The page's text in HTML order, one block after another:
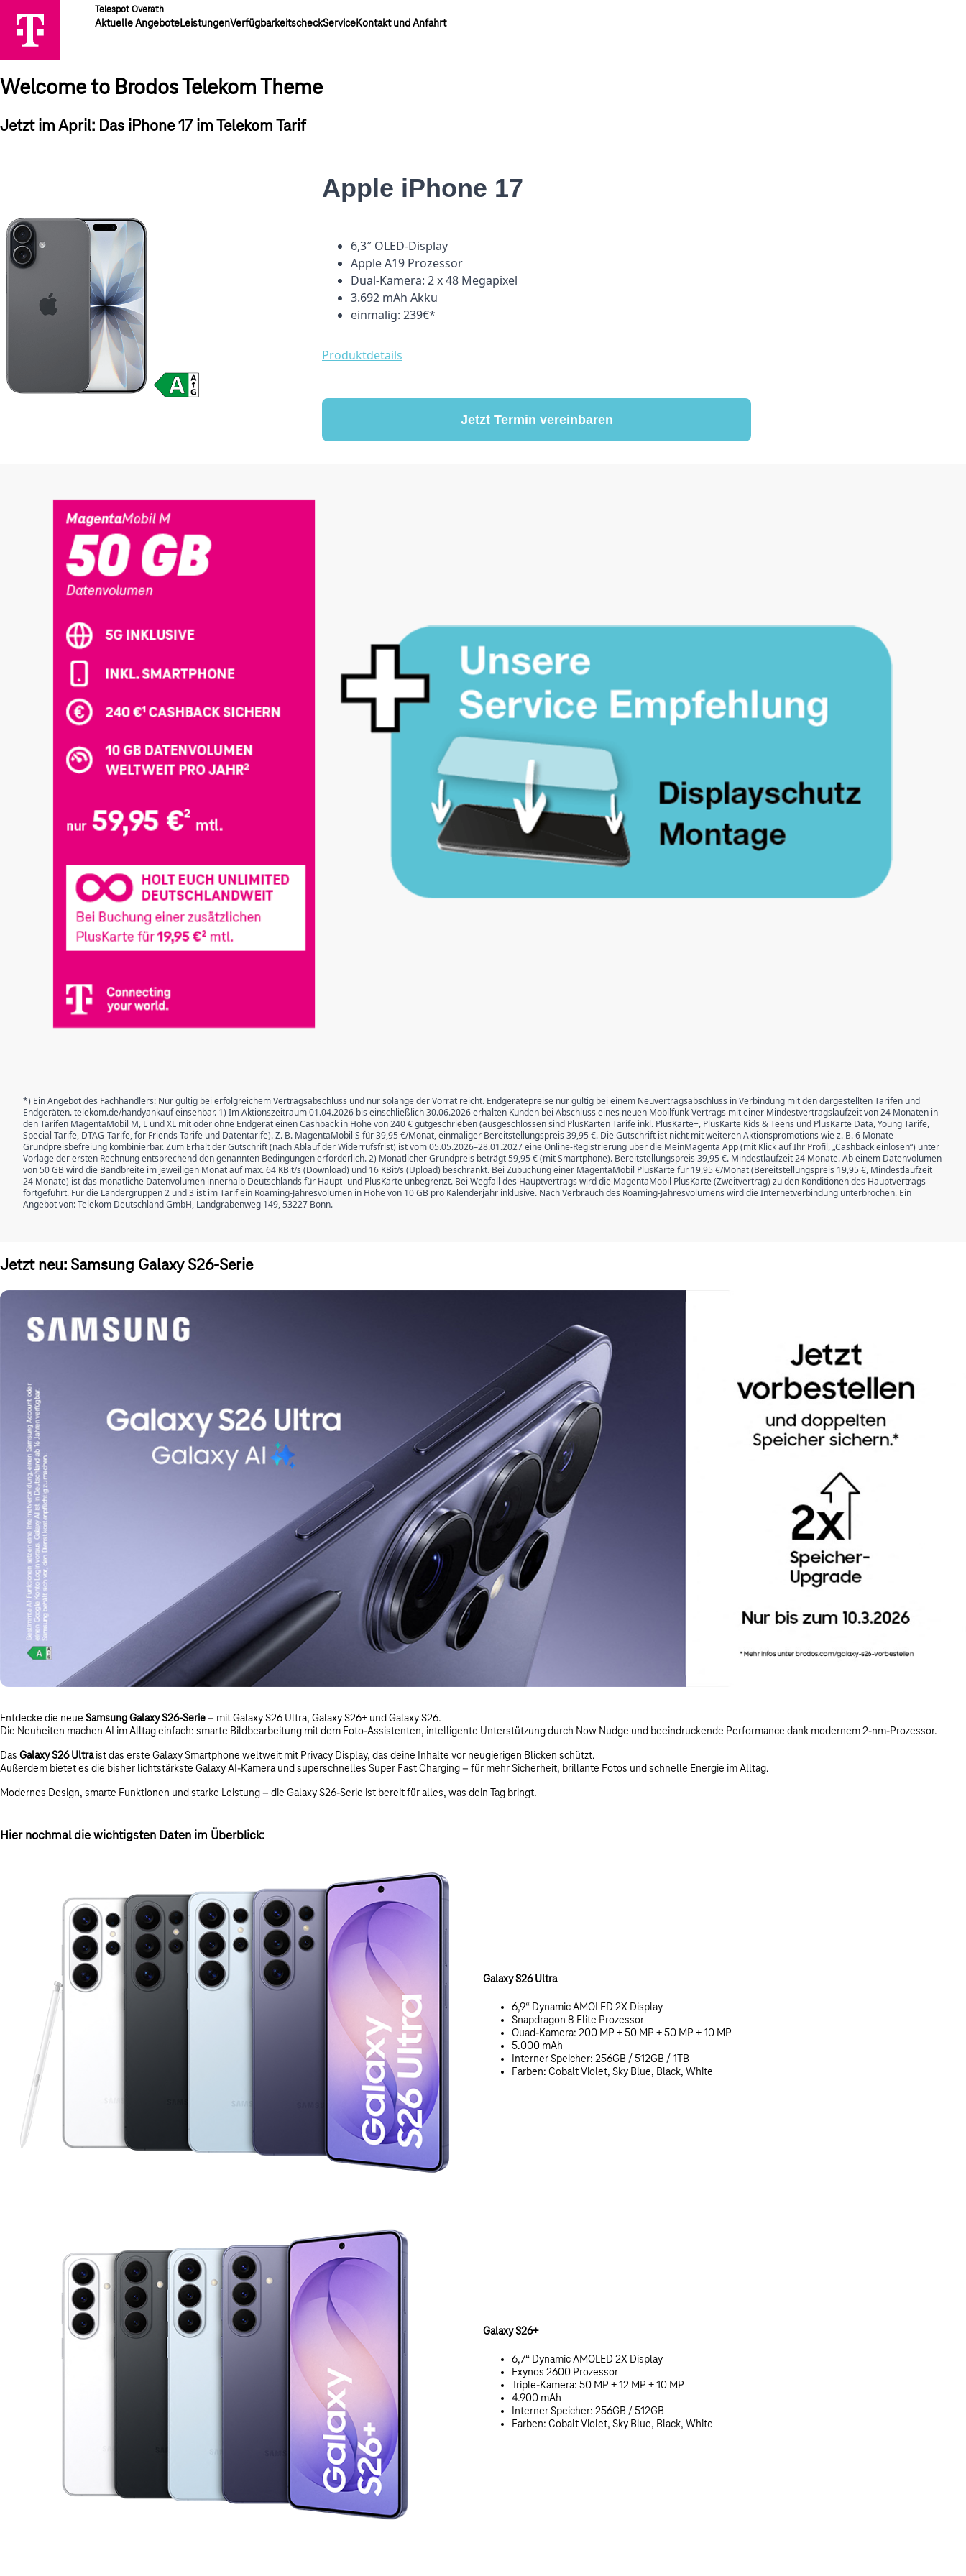
Telespot Overath
Aktuelle AngeboteLeistungenVerfügbarkeitscheckServiceKontakt und Anfahrt
Welcome to Brodos Telekom Theme
Jetzt im April: Das iPhone 17 im Telekom Tarif
Apple iPhone 17
6,3″ OLED-Display
Apple A19 Prozessor
Dual-Kamera: 2 x 48 Megapixel
3.692 mAh Akku
einmalig: 239€*
Produktdetails
Jetzt Termin vereinbaren
*) Ein Angebot des Fachhändlers: Nur gültig bei erfolgreichem Vertragsabschluss und nur solange der Vorrat reicht. Endgerätepreise nur gültig bei einem Neuvertragsabschluss in Verbindung mit den dargestellten Tarifen und
Endgeräten. telekom.de/handyankauf einsehbar. 1) Im Aktionszeitraum 01.04.2026 bis einschließlich 30.06.2026 erhalten Kunden bei Abschluss eines neuen Mobilfunk-Vertrags mit einer Mindestvertragslaufzeit von 24 Monaten in
den Tarifen MagentaMobil M, L und XL mit oder ohne Endgerät einen Cashback in Höhe von 240 € gutgeschrieben (ausgeschlossen sind PlusKarten Tarife inkl. PlusKarte+, PlusKarte Kids & Teens und PlusKarte Data, Young Tarife,
Special Tarife, DTAG-Tarife, for Friends Tarife und Datentarife). Z. B. MagentaMobil S für 39,95 €/Monat, einmaliger Bereitstellungspreis 39,95 €. Die Gutschrift ist nicht mit weiteren Aktionspromotions wie z. B. 6 Monate
Grundpreisbefreiung kombinierbar. Zum Erhalt der Gutschrift (nach Ablauf der Widerrufsfrist) ist vom 05.05.2026–28.01.2027 eine Online-Registrierung über die MeinMagenta App (mit Klick auf Ihr Profil, „Cashback einlösen“) unter
Vorlage der ersten Rechnung entsprechend den genannten Bedingungen erforderlich. 2) Monatlicher Grundpreis beträgt 59,95 € (mit Smartphone). Bereitstellungspreis 39,95 €. Mindestlaufzeit 24 Monate. Ab einem Datenvolumen
von 50 GB wird die Bandbreite im jeweiligen Monat auf max. 64 KBit/s (Download) und 16 KBit/s (Upload) beschränkt. Bei Zubuchung einer MagentaMobil PlusKarte für 19,95 €/Monat (Bereitstellungspreis 19,95 €, Mindestlaufzeit
24 Monate) ist das monatliche Datenvolumen innerhalb Deutschlands für Haupt- und PlusKarte unbegrenzt. Bei Wegfall des Hauptvertrags wird die MagentaMobil PlusKarte (Zweitvertrag) zu den Konditionen des Hauptvertrags
fortgeführt. Für die Ländergruppen 2 und 3 ist im Tarif ein Roaming-Jahresvolumen in Höhe von 10 GB pro Kalenderjahr inklusive. Nach Verbrauch des Roaming-Jahresvolumens wird die Internetverbindung unterbrochen. Ein
Angebot von: Telekom Deutschland GmbH, Landgrabenweg 149, 53227 Bonn.
Jetzt neu: Samsung Galaxy S26-Serie
Entdecke die neue Samsung Galaxy S26-Serie– mit Galaxy S26 Ultra, Galaxy S26+ und Galaxy S26.
Die Neuheiten machen AI im Alltag einfach: smarte Bildbearbeitung mit dem Foto-Assistenten, intelligente Unterstützung durch Now Nudge und beeindruckende Performance dank modernem 2-nm-Prozessor.
Das Galaxy S26 Ultraist das erste Galaxy Smartphone weltweit mit Privacy Display, das deine Inhalte vor neugierigen Blicken schützt.
Außerdem bietet es die bisher lichtstärkste Galaxy AI-Kamera und superschnelles Super Fast Charging – für mehr Sicherheit, brillante Fotos und schnelle Energie im Alltag.
Modernes Design, smarte Funktionen und starke Leistung – die Galaxy S26-Serie ist bereit für alles, was dein Tag bringt.
Hier nochmal die wichtigsten Daten im Überblick:
Galaxy S26 Ultra
6,9“ Dynamic AMOLED 2X Display
Snapdragon 8 Elite Prozessor
Quad-Kamera: 200 MP + 50 MP + 50 MP + 10 MP
5.000 mAh
Interner Speicher: 256GB / 512GB / 1TB
Farben: Cobalt Violet, Sky Blue, Black, White
Galaxy S26+
6,7“ Dynamic AMOLED 2X Display
Exynos 2600 Prozessor
Triple-Kamera: 50 MP + 12 MP + 10 MP
4.900 mAh
Interner Speicher: 256GB / 512GB
Farben: Cobalt Violet, Sky Blue, Black, White